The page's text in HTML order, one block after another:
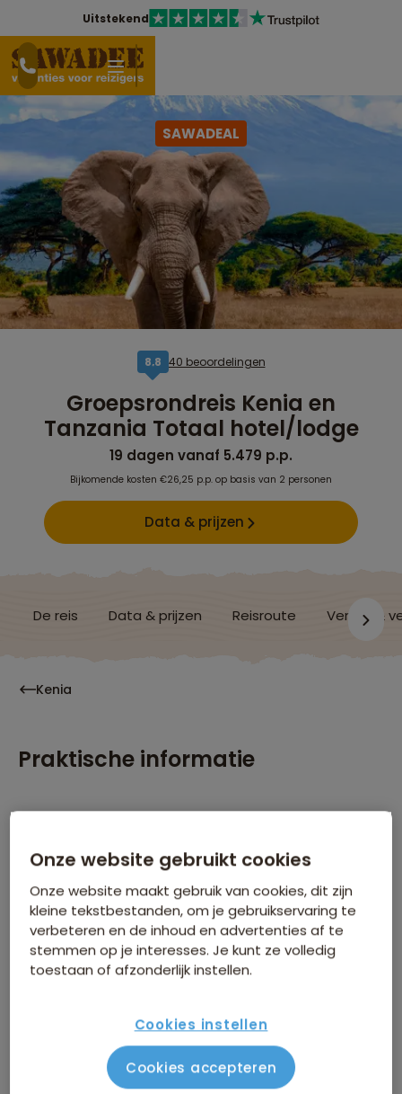
Uitstekend
SAWADEAL
8,8 40 beoordelingen
Groepsrondreis Kenia en
Tanzania Totaal hotel/lodge
19 dagen vanaf 5.479 p.p.
Bijkomende kosten €26,25 p.p. op basis van 2 personen
Data & prijzen
De reis Data & prijzen Reisroute Verblijf &
Kenia
Praktische informatie
Inbegrepen in de reissom
Onze website gebruikt cookies
Onze website maakt gebruik van cookies, dit zijn
kleine tekstbestanden, om je gebruikservaring te
verbeteren en de inhoud en advertenties af te
stemmen op je interesses. Je kunt ze volledig
toestaan of afzonderlijk instellen.
Cookies instellen
Cookies accepteren